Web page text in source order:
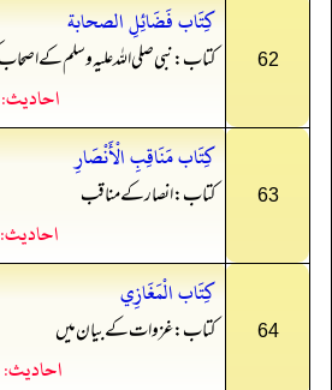
62
كِتَاب فَضَائِلِ الصحابة
کتاب: نبی صلی اللہ علیہ وسلم کے
احادیث:
63
كِتَاب مَنَاقِبِ الْأَنْصَارِ
کتاب: انصار کے مناقب
احادیث:
64
كِتَاب الْمَغَازِي
کتاب: غزوات کے بیان میں
احادیث: